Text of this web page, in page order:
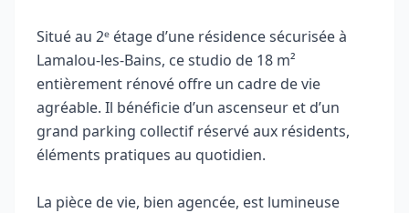
Situé au 2ᵉ étage d’une résidence sécurisée à
Lamalou-les-Bains, ce studio de 18 m²
entièrement rénové offre un cadre de vie
agréable. Il bénéficie d’un ascenseur et d’un
grand parking collectif réservé aux résidents,
éléments pratiques au quotidien.
La pièce de vie, bien agencée, est lumineuse